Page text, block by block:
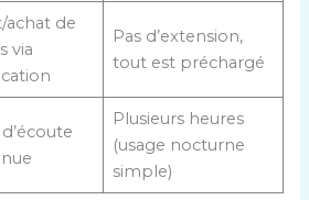
achat de
via
Pas d’extension,
tout est préchargé
Plusieurs heures
(usage nocturne
simple)